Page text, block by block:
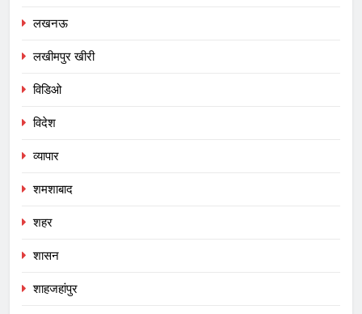
लखनऊ
लखीमपुर खीरी
विडिओ
विदेश
व्यापार
शमशाबाद
शहर
शासन
शाहजहांपुर